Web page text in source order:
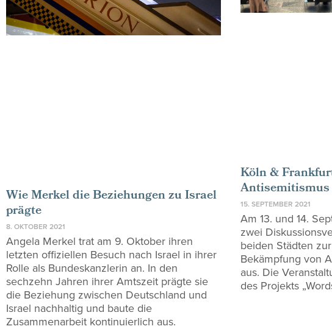
Wie Merkel die Beziehungen zu Israel
prägte
8. OKTOBER 2021
Angela Merkel trat am 9. Oktober ihren
letzten offiziellen Besuch nach Israel in ihrer
Rolle als Bundeskanzlerin an. In den
sechzehn Jahren ihrer Amtszeit prägte sie
die Beziehung zwischen Deutschland und
Israel nachhaltig und baute die
Zusammenarbeit kontinuierlich aus.
Köln &
Antisemitismus
15. SEPTEMBER 2021
Am 13. und 14.
zwei
beiden Städten
Bekämpfung von
aus. Die
des Projekts